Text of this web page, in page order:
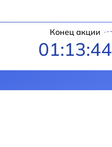
Конец акции
01:13:43